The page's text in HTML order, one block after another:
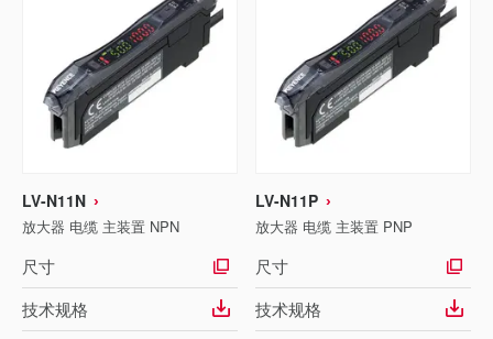
LV-N11N
放大器 电缆 主装置 NPN
尺寸
技术规格
LV-N11P
放大器 电缆 主装置 PNP
尺寸
技术规格